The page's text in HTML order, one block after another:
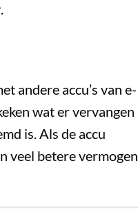
andere accu’s van e-
wat er vervangen
is. Als de accu
veel betere vermogen.